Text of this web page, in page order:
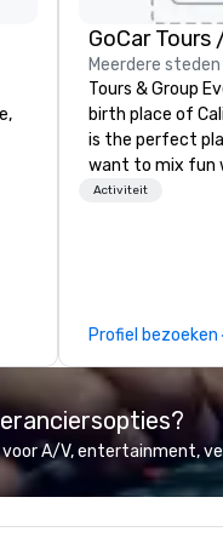
Meerdere steden
Tours & Group
birth place of
is the perfect
want to mix fun
recreation with
exact needs. Our
greatly
scoreboard,
activities, 3D
augmented
presented on
device. We can also incorporate
our Speedboat
Activiteit
Profiel bezoeken
voor A/V, entertainment,